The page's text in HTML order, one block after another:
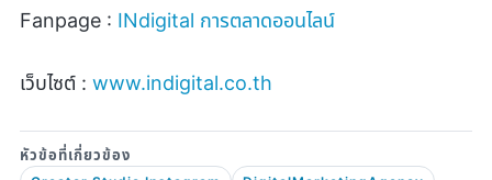
Fanpage : INdigital การตลาดออนไลน์
เว็บไซต์ : www.indigital.co.th